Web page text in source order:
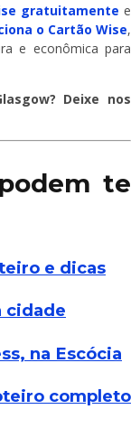
gratuitamente e
o Cartão Wise,
e econômica para
Deixe nos
te
e dicas
cidade
na Escócia
completo